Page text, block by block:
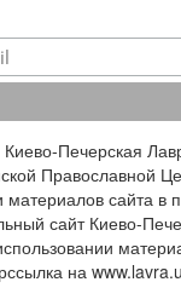
Печерская
Православной
материалов сайта в
сайт Киево-
на